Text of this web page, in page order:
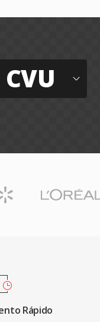
CVU
Rápido